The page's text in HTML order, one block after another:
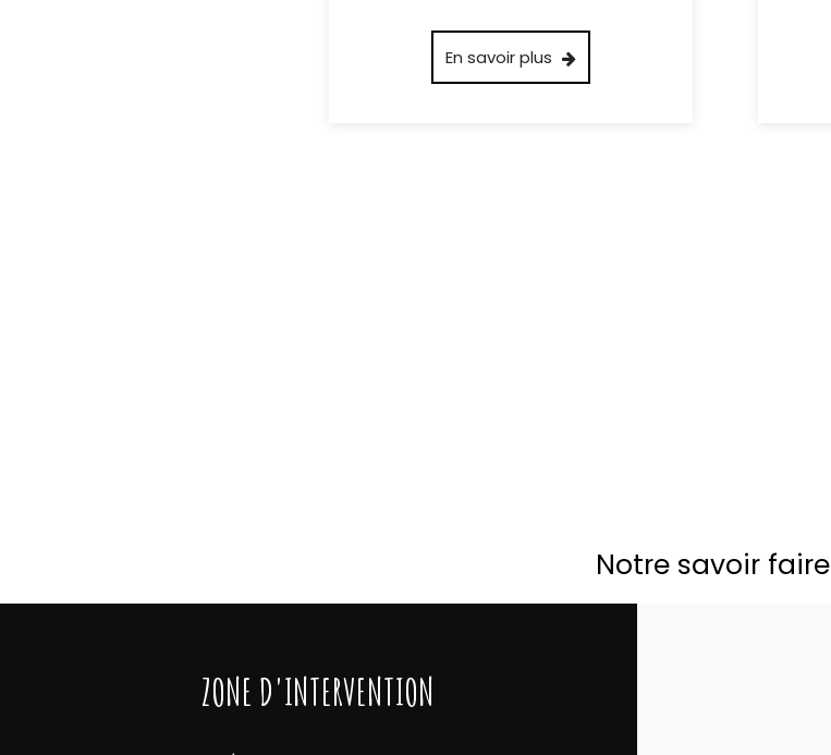
En savoir plus
Notre savoir faire
ZONE D'INTERVENTION